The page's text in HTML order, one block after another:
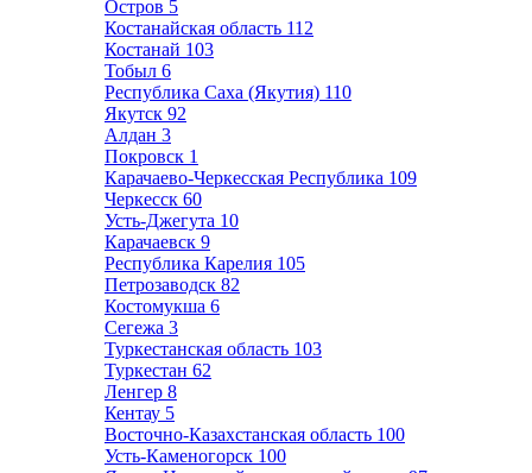
Остров 5
Костанайская область 112
Костанай 103
Тобыл 6
Республика Саха (Якутия) 110
Якутск 92
Алдан 3
Покровск 1
Карачаево-Черкесская Республика 109
Черкесск 60
Усть-Джегута 10
Карачаевск 9
Республика Карелия 105
Петрозаводск 82
Костомукша 6
Сегежа 3
Туркестанская область 103
Туркестан 62
Ленгер 8
Кентау 5
Восточно-Казахстанская область 100
Усть-Каменогорск 100